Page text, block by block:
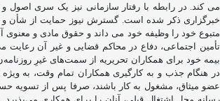
می کند. در رابطه با رفتار سازمانی نیز یک سری اصول و
خبرگزاری ذکر شده است. گسترش نیوز حمایت از شأن و
متبوع خود را وظیفه خود می داند و حقوق مادی و معنوی
تأمین اجتماعی، دفاع در محاکم قضایی و غیر آن
بیمه خود برای همکاران تحریریه از سمت‌های غیرِ روزنامه‌ن
در هنگام جذب و به کارگیری همکاران تمام وقت، به
عضو میثاق، مشغول به کار باشند، صرفا پس از تسویه‌